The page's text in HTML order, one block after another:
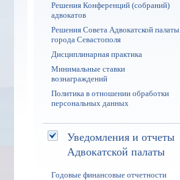
Решения Конференций (собраний)
адвокатов
Решения Совета Адвокатской палаты
города Севастополя
Дисциплинарная практика
Минимальные ставки
вознаграждений
Политика в отношении обработки
персональных данных
Уведомления и отчеты
Адвокатской палаты
Годовые финансовые отчетности